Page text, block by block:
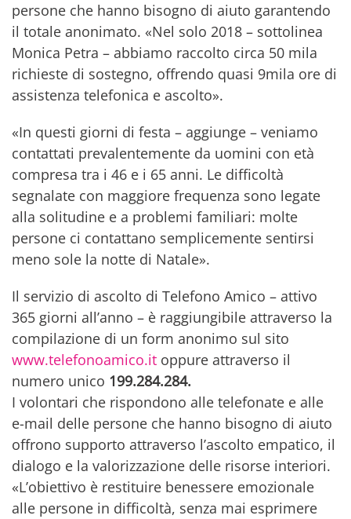
persone che hanno bisogno di aiuto garantendo
il totale anonimato. «Nel solo 2018 – sottolinea
Monica Petra – abbiamo raccolto circa 50 mila
richieste di sostegno, offrendo quasi 9mila ore di
assistenza telefonica e ascolto».
«In questi giorni di festa – aggiunge – veniamo
contattati prevalentemente da uomini con età
compresa tra i 46 e i 65 anni. Le difficoltà
segnalate con maggiore frequenza sono legate
alla solitudine e a problemi familiari: molte
persone ci contattano semplicemente sentirsi
meno sole la notte di Natale».
Il servizio di ascolto di Telefono Amico – attivo
365 giorni all’anno – è raggiungibile attraverso la
compilazione di un form anonimo sul sito
www.telefonoamico.it oppure attraverso il
numero unico 199.284.284.
I volontari che rispondono alle telefonate e alle
e-mail delle persone che hanno bisogno di aiuto
offrono supporto attraverso l’ascolto empatico, il
dialogo e la valorizzazione delle risorse interiori.
«L’obiettivo è restituire benessere emozionale
alle persone in difficoltà, senza mai esprimere